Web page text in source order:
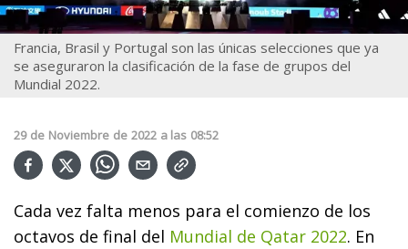
Francia, Brasil y Portugal son las únicas selecciones que ya
se aseguraron la clasificación de la fase de grupos del
Mundial 2022.
29 de Noviembre de 2022 a las 08:52
Cada vez falta menos para el comienzo de los
octavos de final del Mundial de Qatar 2022. En